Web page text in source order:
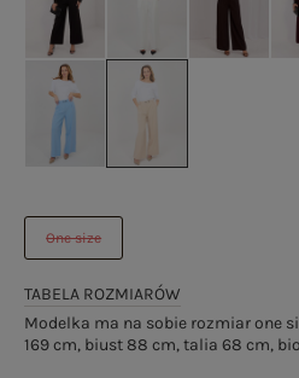
One size
TABELA ROZMIARÓW
Modelka ma na sobie rozmiar one
169 cm, biust 88 cm, talia 68 cm,